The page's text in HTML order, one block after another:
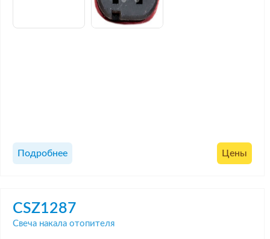
Подробнее Цены
CSZ1287
Свеча накала отопителя